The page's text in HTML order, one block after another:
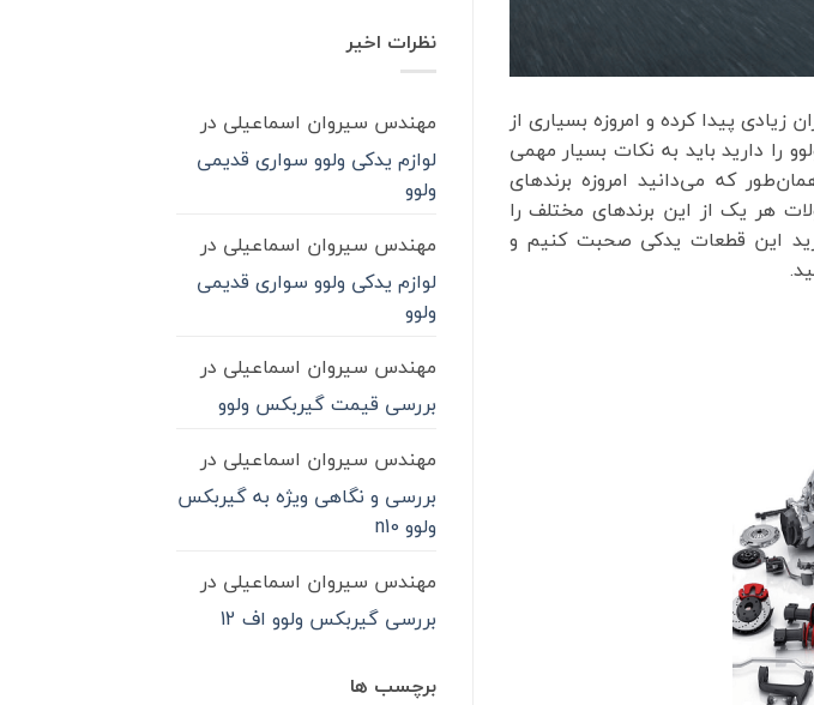
زیادی پیدا کرده و امروزه بسیاری از
را دارید باید به نکات بسیار مهمی
که می‌دانید امروزه برندهای
هر یک از این برندهای مختلف را
این قطعات یدکی صحبت کنیم و
در
حمل‌ونقل
روغن
گیربکس
نشدهنظرات اخیر
مهندس سیروان اسماعیلی در
لوازم یدکی ولوو سواری قدیمی
ولوو
مهندس سیروان اسماعیلی در
لوازم یدکی ولوو سواری قدیمی
ولوو
مهندس سیروان اسماعیلی در
بررسی قیمت گیربکس ولوو
مهندس سیروان اسماعیلی در
بررسی و نگاهی ویژه به گیربکس
ولوو n10
مهندس سیروان اسماعیلی در
بررسی گیربکس ولوو اف 12
برچسب ها